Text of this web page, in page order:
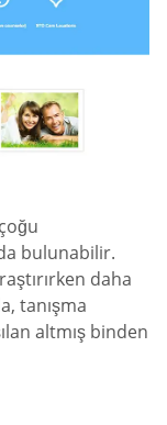
bulunabilir.
daha
tanışma
altmış binden